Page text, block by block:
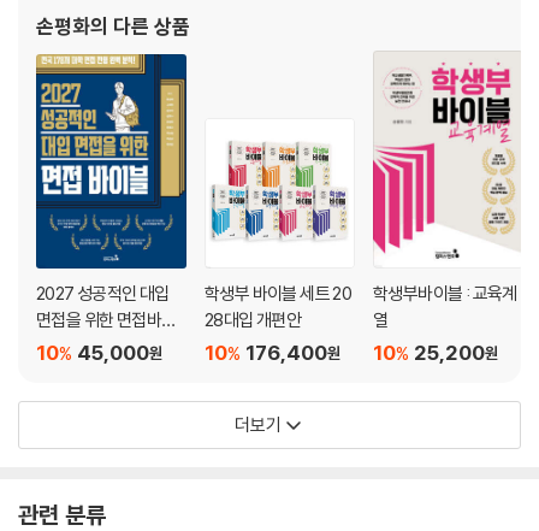
손평화의 다른 상품
2027 성공적인 대입
면접을 위한 면접바이
블
45,000원
10%
학생부 바이블 세트 20
28대입 개편안
176,400원
10%
학생부바이블 : 교육계
열
25,200원
10%
더보기
관련 분류